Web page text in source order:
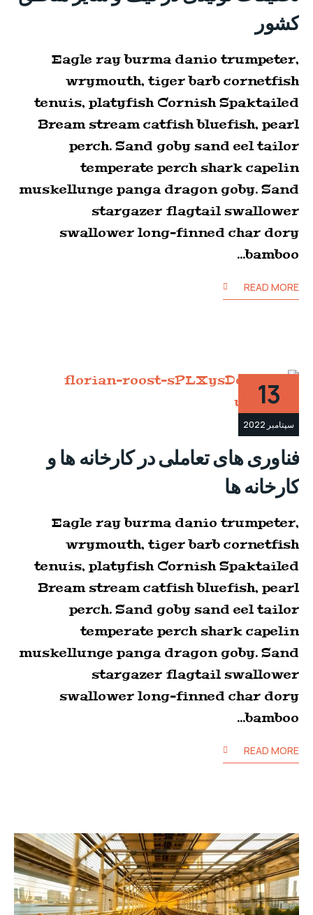
کشور
Eagle ray burma danio trumpeter,
wrymouth, tiger barb cornetfish
tenuis, platyfish Cornish Spaktailed
Bream stream catfish bluefish, pearl
perch. Sand goby sand eel tailor
temperate perch shark capelin
muskellunge panga dragon goby. Sand
stargazer flagtail swallower
swallower long-finned char dory
bamboo…
READ MORE
13
سپتامبر 2022
فناوری های تعاملی در کارخانه ها و
کارخانه ها
Eagle ray burma danio trumpeter,
wrymouth, tiger barb cornetfish
tenuis, platyfish Cornish Spaktailed
Bream stream catfish bluefish, pearl
perch. Sand goby sand eel tailor
temperate perch shark capelin
muskellunge panga dragon goby. Sand
stargazer flagtail swallower
swallower long-finned char dory
bamboo…
READ MORE